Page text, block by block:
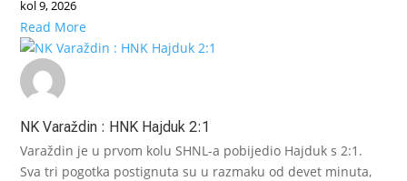
kol 9, 2026
Read More
NK Varaždin : HNK Hajduk 2:1
Varaždin je u prvom kolu SHNL-a pobijedio Hajduk s 2:1.
Sva tri pogotka postignuta su u razmaku od devet minuta,